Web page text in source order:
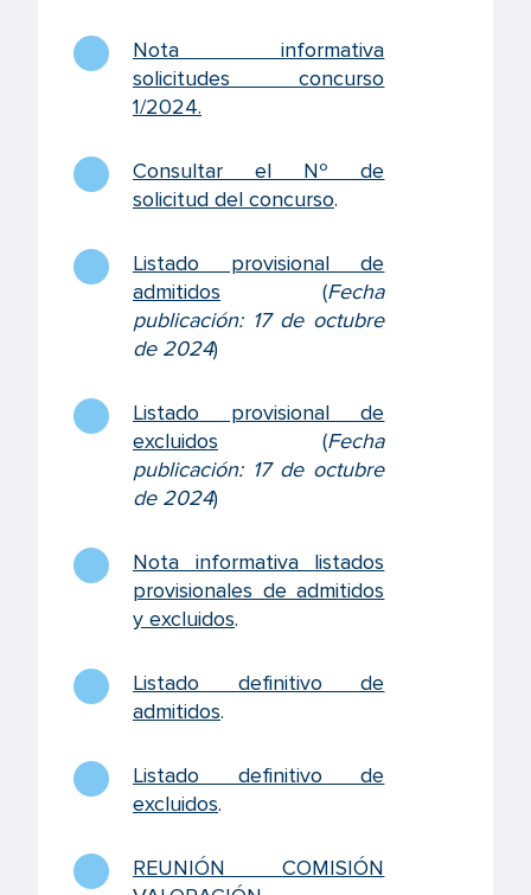
Nota informativa
solicitudes concurso
1/2024.
Consultar el Nº de
solicitud del concurso.
Listado provisional de
admitidos (Fecha
publicación: 17 de octubre
de 2024)
Listado provisional de
excluidos (Fecha
publicación: 17 de octubre
de 2024)
Nota informativa listados
provisionales de admitidos
y excluidos.
Listado definitivo de
admitidos.
Listado definitivo de
excluidos.
REUNIÓN COMISIÓN